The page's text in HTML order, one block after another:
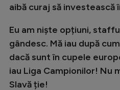
aibă curaj să investească
Eu am niște opțiuni,
gândesc. Mă iau după
dacă sunt în cupele
iau Liga Campionilor! Nu
Slavă ție!